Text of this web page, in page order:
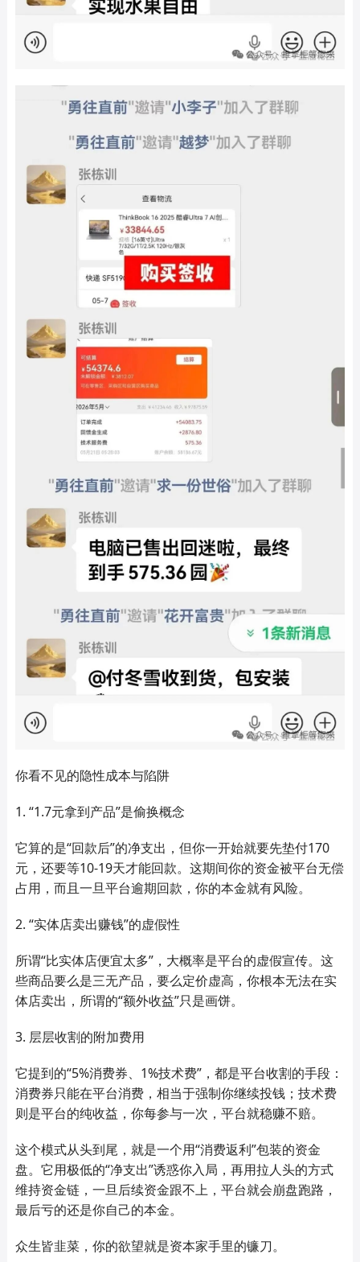
你看不见的隐性成本与陷阱
1. “1.7元拿到产品”是偷换概念
它算的是“回款后”的净支出，但你一开始就要先垫付170
元，还要等10-19天才能回款。这期间你的资金被平台无偿
占用，而且一旦平台逾期回款，你的本金就有风险。
2. “实体店卖出赚钱”的虚假性
所谓“比实体店便宜太多”，大概率是平台的虚假宣传。这
些商品要么是三无产品，要么定价虚高，你根本无法在实
体店卖出，所谓的“额外收益”只是画饼。
3. 层层收割的附加费用
它提到的“5%消费券、1%技术费”，都是平台收割的手段：
消费券只能在平台消费，相当于强制你继续投钱；技术费
则是平台的纯收益，你每参与一次，平台就稳赚不赔。
这个模式从头到尾，就是一个用“消费返利”包装的资金
盘。它用极低的“净支出”诱惑你入局，再用拉人头的方式
维持资金链，一旦后续资金跟不上，平台就会崩盘跑路，
最后亏的还是你自己的本金。
众生皆韭菜，你的欲望就是资本家手里的镰刀。